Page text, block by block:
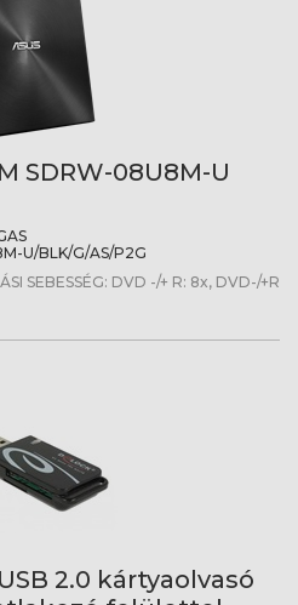
SDRW-08U8M-U
U/BLK/G/AS/P2G
SEBESSÉG: DVD -/+ R: 8x, DVD-/+R
2.0 kártyaolvasó